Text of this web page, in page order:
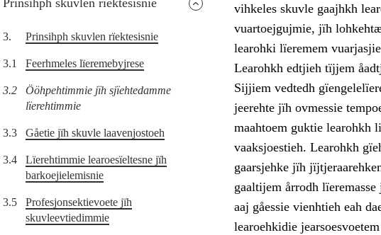
Prinsihph skuvlen rïektesisnie
3. Prinsihph skuvlen rïektesisnie
3.1 Feerhmeles lïeremebyjrese
3.2
Ööhpehtimmie jïh sjïehtedamme
lïerehtimmie
3.3 Gåetie jïh skuvle laavenjostoeh
3.4
Lïerehtimmie learoesïeltesne jïh
barkoejielemisnie
3.5
Profesjonsektievoete jïh
skuvleevtiedimmie
vihkeles skuvle gaajhkh
vuartoejgujmie, jïh
learohki lïeremem
Learohkh edtjieh tïjjem
Sijjiem vedtedh
jeerehte jïh ovmessie
maahtoem guktie learohkh
vaaksjoestieh. Learohkh
gaarsjehke jïh
gaaltijem årrodh
aaj gåessie vienhtieh eah
learoehkidie